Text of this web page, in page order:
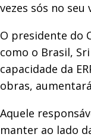
vezes sós no
O presidente do
como o Brasil,
capacidade da
obras,
Aquele
manter ao lado